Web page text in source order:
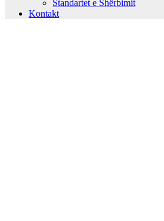
Standartet e Shërbimit
Kontakt